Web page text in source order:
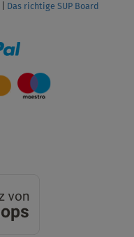
Das richtige SUP Board